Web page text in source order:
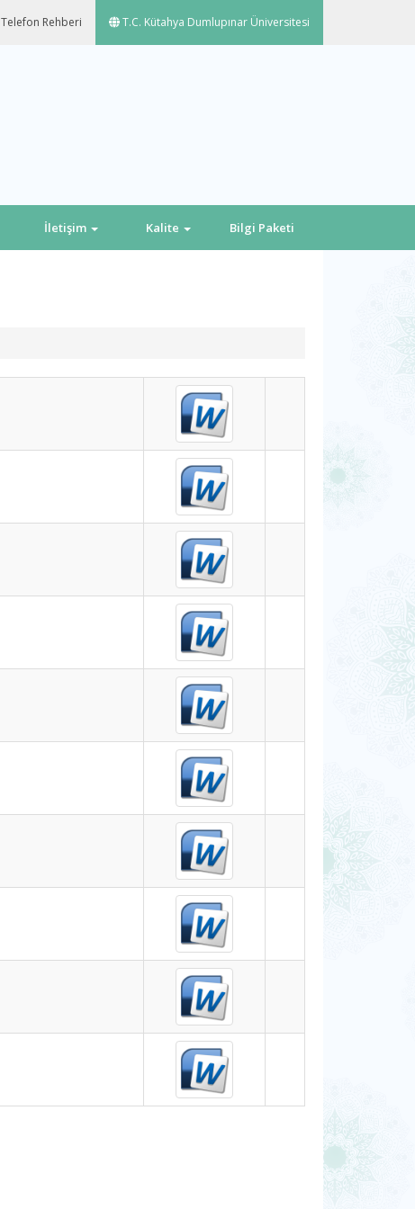
Telefon Rehberi T.C. Kütahya Dumlupınar Üniversitesi
İletişim Kalite Bilgi Paketi